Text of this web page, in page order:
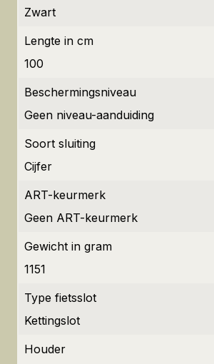
Zwart
Lengte in cm
100
Beschermingsniveau
Geen niveau-aanduiding
Soort sluiting
Cijfer
ART-keurmerk
Geen ART-keurmerk
Gewicht in gram
1151
Type fietsslot
Kettingslot
Houder